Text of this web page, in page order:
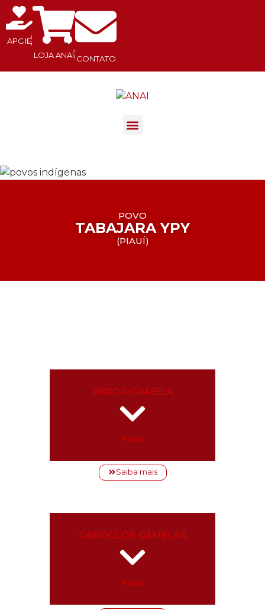
APOIE
LOJA ANAÍ CONTATO
POVO
TABAJARA YPY
(PIAUÍ)
AKROÁ-GAMELA
Piauí
Saiba mais
CABOCLOS GAMELAS
Piauí